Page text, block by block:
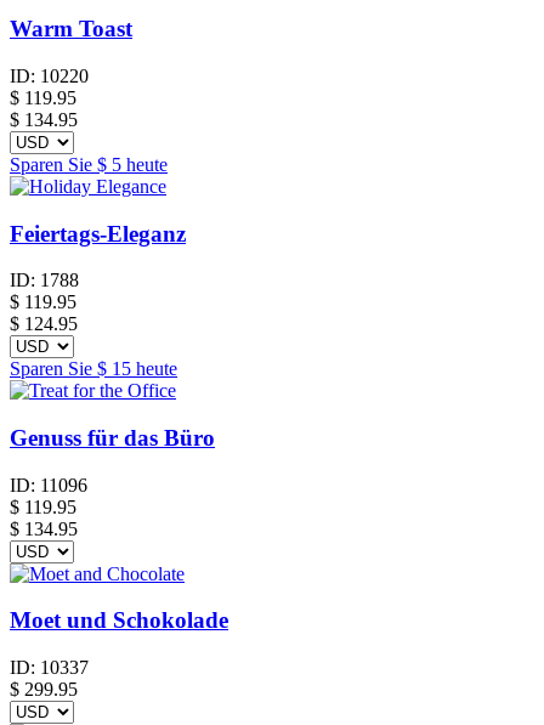
Warm Toast
ID: 10220
$ 119.95
$ 134.95
Sparen Sie $ 5 heute
Feiertags-Eleganz
ID: 1788
$ 119.95
$ 124.95
Sparen Sie $ 15 heute
Genuss für das Büro
ID: 11096
$ 119.95
$ 134.95
Moet und Schokolade
ID: 10337
$ 299.95